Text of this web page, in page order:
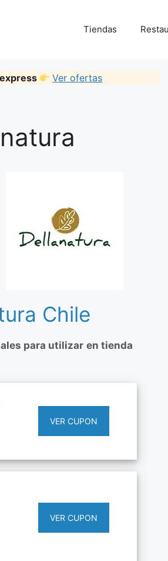
Tiendas
Ver ofertas
Chile
para utilizar en tienda
VER CUPON
VER CUPON